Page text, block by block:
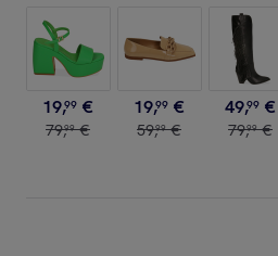
19,99 €
79,99 €
19,99 €
59,99 €
49,99 €
79,99 €